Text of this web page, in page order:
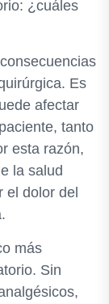
¿cuáles
Es
afectar
tanto
esta razón,
la salud
el dolor del
más
Sin